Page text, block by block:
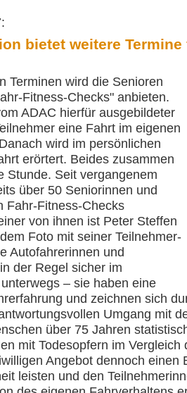
bietet weitere
Terminen wird die Senioren
Fitness-Checks" anbieten.
ADAC hierfür ausgebildeter
eine Fahrt im eigenen
wird im persönlichen
erörtert. Beides zusammen
Stunde. Seit vergangenem
über 50 Seniorinnen und
Fahr-Fitness-Checks
von ihnen ist Peter Steffen
Foto mit seiner Teilnehmer-
Autofahrerinnen und
der Regel sicher im
– sie haben eine
und zeichnen sich
Umgang mit
über 75 Jahren
mit Todesopfern im
Angebot dennoch einen
leisten und den